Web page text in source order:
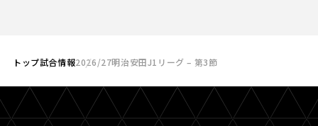
トップ試合情報2026/27明治安田J1リーグ – 第3節